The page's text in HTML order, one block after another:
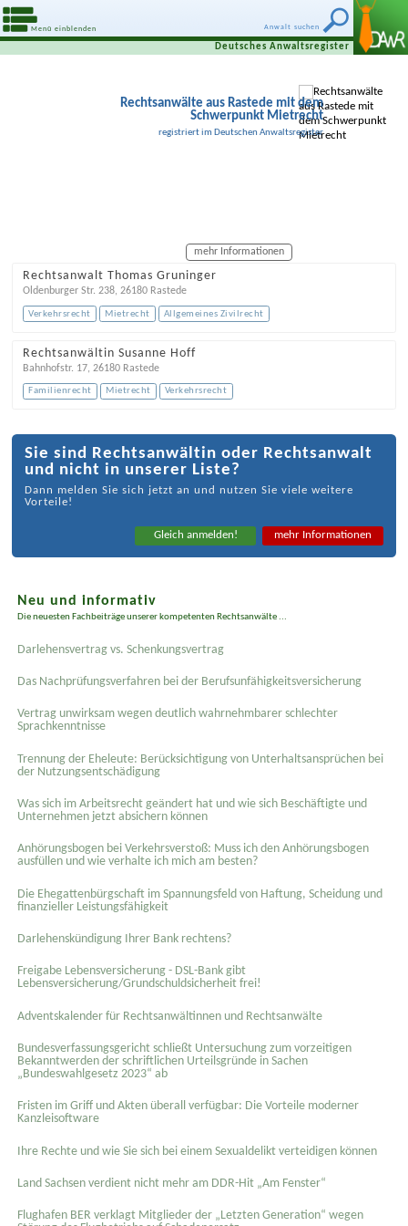
Anwalt suchen
Menü einblenden
Deutsches Anwaltsregister
Rechtsanwälte aus Rastede mit dem
Schwerpunkt Mietrecht
registriert im Deutschen Anwaltsregister
mehr Informationen
Rechtsanwalt Thomas Gruninger
Oldenburger Str. 238, 26180 Rastede
Verkehrsrecht Mietrecht Allgemeines Zivilrecht
Rechtsanwältin Susanne Hoff
Bahnhofstr. 17, 26180 Rastede
Familienrecht Mietrecht Verkehrsrecht
Sie sind Rechtsanwältin oder Rechtsanwalt
und nicht in unserer Liste?
Dann melden Sie sich jetzt an und nutzen Sie viele weitere
Vorteile!
Gleich anmelden! mehr Informationen
Neu und informativ
Die neuesten Fachbeiträge unserer kompetenten Rechtsanwälte ...
Darlehensvertrag vs. Schenkungsvertrag
Das Nachprüfungsverfahren bei der Berufsunfähigkeitsversicherung
Vertrag unwirksam wegen deutlich wahrnehmbarer schlechter
Sprachkenntnisse
Trennung der Eheleute: Berücksichtigung von Unterhaltsansprüchen bei
der Nutzungsentschädigung
Was sich im Arbeitsrecht geändert hat und wie sich Beschäftigte und
Unternehmen jetzt absichern können
Anhörungsbogen bei Verkehrsverstoß: Muss ich den Anhörungsbogen
ausfüllen und wie verhalte ich mich am besten?
Die Ehegattenbürgschaft im Spannungsfeld von Haftung, Scheidung und
finanzieller Leistungsfähigkeit
Darlehenskündigung Ihrer Bank rechtens?
Freigabe Lebensversicherung - DSL-Bank gibt
Lebensversicherung/Grundschuldsicherheit frei!
Adventskalender für Rechtsanwältinnen und Rechtsanwälte
Bundesverfassungsgericht schließt Untersuchung zum vorzeitigen
Bekanntwerden der schriftlichen Urteilsgründe in Sachen
„Bundeswahlgesetz 2023“ ab
Fristen im Griff und Akten überall verfügbar: Die Vorteile moderner
Kanzleisoftware
Ihre Rechte und wie Sie sich bei einem Sexual­delikt verteidigen können
Land Sachsen verdient nicht mehr am DDR-Hit „Am Fenster“
Flughafen BER verklagt Mitglieder der „Letzten Generation“ wegen